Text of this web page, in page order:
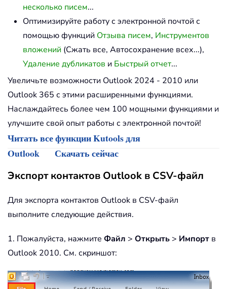
несколько писем...
Оптимизируйте работу с электронной почтой с
помощью функций Отзыва писем, Инструментов
вложений (Сжать все, Автосохранение всех...),
Удаление дубликатов и Быстрый отчет...
Увеличьте возможности Outlook 2024 - 2010 или
Outlook 365 с этими расширенными функциями.
Наслаждайтесь более чем 100 мощными функциями и
улучшите свой опыт работы с электронной почтой!
Читать все функции Kutools для
Outlook
Скачать сейчас
Экспорт контактов Outlook в CSV-файл
Для экспорта контактов Outlook в CSV-файл
выполните следующие действия.
1. Пожалуйста, нажмите Файл > Открыть > Импорт в
Outlook 2010. См. скриншот: